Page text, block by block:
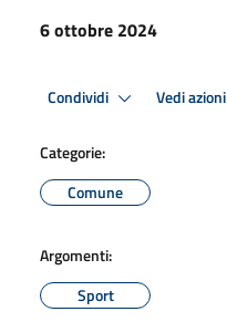
6 ottobre 2024
Condividi Vedi azioni
Categorie:
Comune
Argomenti:
Sport